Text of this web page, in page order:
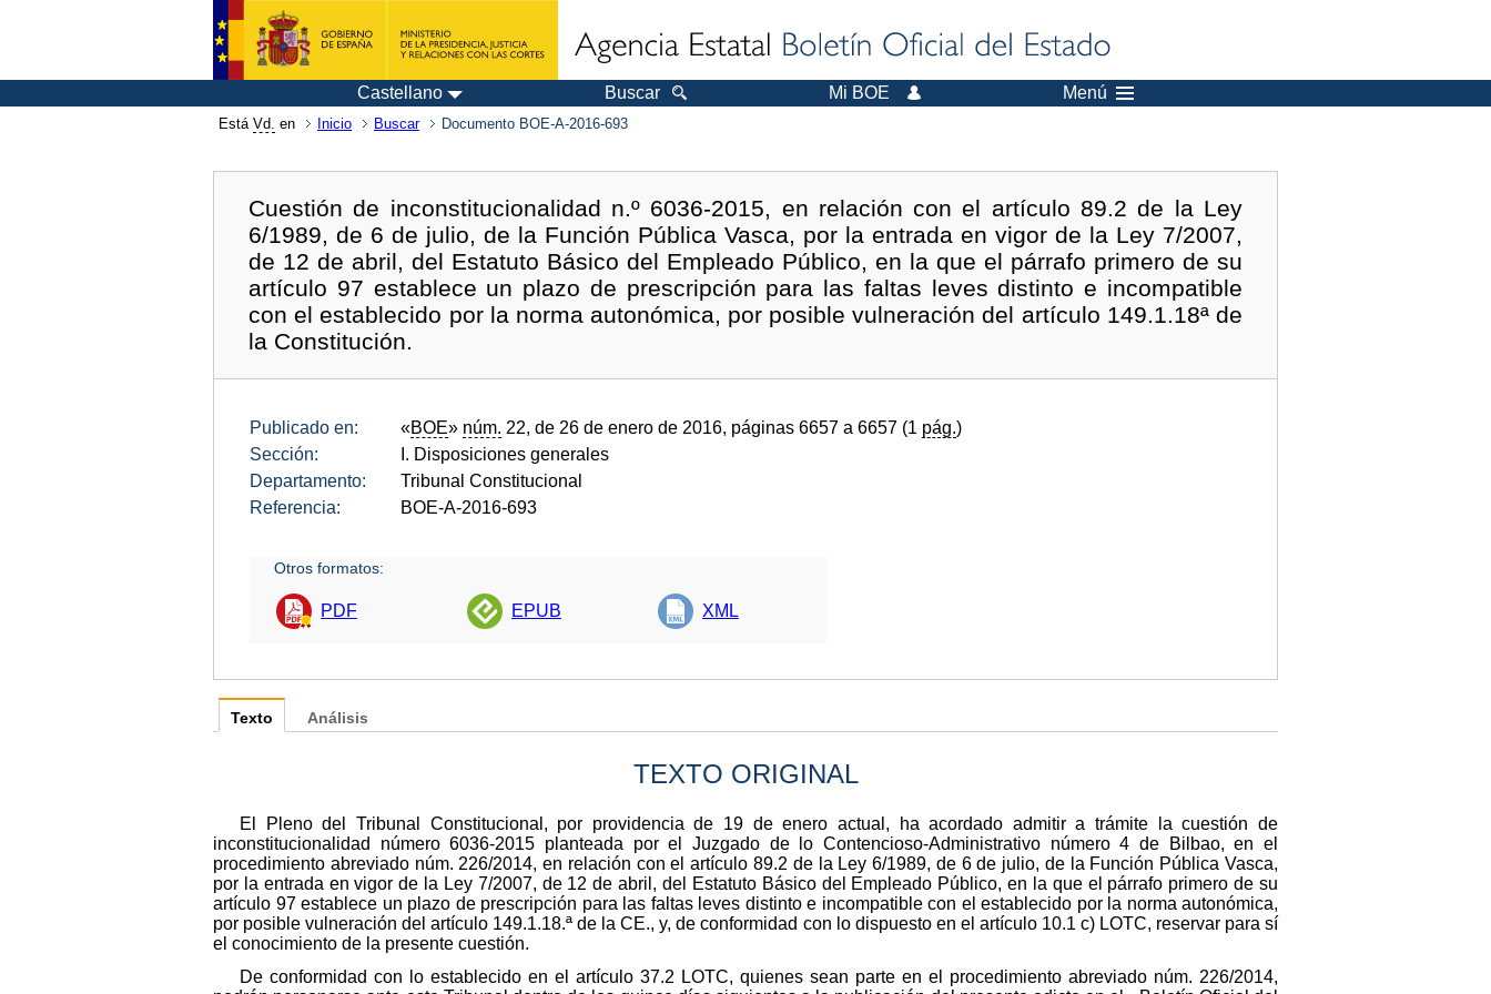
Castellano Buscar Mi BOE Menú
Está Vd. en Inicio Buscar Documento BOE-A-2016-693
Cuestión de inconstitucionalidad n.º 6036-2015, en relación con el artículo 89.2 de la Ley
6/1989, de 6 de julio, de la Función Pública Vasca, por la entrada en vigor de la Ley 7/2007,
de 12 de abril, del Estatuto Básico del Empleado Público, en la que el párrafo primero de su
artículo 97 establece un plazo de prescripción para las faltas leves distinto e incompatible
con el establecido por la norma autonómica, por posible vulneración del artículo 149.1.18ª de
la Constitución.
Publicado en: «BOE» núm. 22, de 26 de enero de 2016, páginas 6657 a 6657 (1 pág.)
Sección:
I. Disposiciones generales
Departamento:
Tribunal Constitucional
Referencia:
BOE-A-2016-693
Otros formatos:
PDF EPUB XML
Texto
TEXTO ORIGINAL
El Pleno del Tribunal Constitucional, por providencia de 19 de enero actual, ha acordado admitir a trámite la cuestión de
inconstitucionalidad número 6036-2015 planteada por el Juzgado de lo Contencioso-Administrativo número 4 de Bilbao, en el
procedimiento abreviado núm. 226/2014, en relación con el artículo 89.2 de la Ley 6/1989, de 6 de julio, de la Función Pública Vasca,
por la entrada en vigor de la Ley 7/2007, de 12 de abril, del Estatuto Básico del Empleado Público, en la que el párrafo primero de su
artículo 97 establece un plazo de prescripción para las faltas leves distinto e incompatible con el establecido por la norma autonómica,
por posible vulneración del artículo 149.1.18.ª de la CE., y, de conformidad con lo dispuesto en el artículo 10.1 c) LOTC, reservar para sí
el conocimiento de la presente cuestión.
De conformidad con lo establecido en el artículo 37.2 LOTC, quienes sean parte en el procedimiento abreviado núm. 226/2014,
Análisis